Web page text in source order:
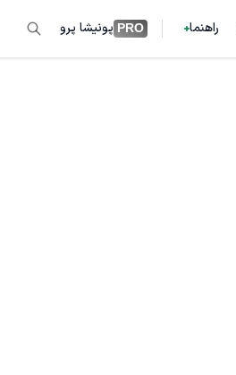
راهنما PRO پونیشا پرو